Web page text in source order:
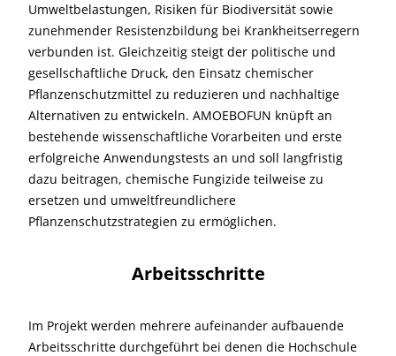
Umweltbelastungen, Risiken für Biodiversität sowie
zunehmender Resistenzbildung bei Krankheitserregern
verbunden ist. Gleichzeitig steigt der politische und
gesellschaftliche Druck, den Einsatz chemischer
Pflanzenschutzmittel zu reduzieren und nachhaltige
Alternativen zu entwickeln. AMOEBOFUN knüpft an
bestehende wissenschaftliche Vorarbeiten und erste
erfolgreiche Anwendungstests an und soll langfristig
dazu beitragen, chemische Fungizide teilweise zu
ersetzen und umweltfreundlichere
Pflanzenschutzstrategien zu ermöglichen.
Arbeitsschritte
Im Projekt werden mehrere aufeinander aufbauende
Arbeitsschritte durchgeführt bei denen die Hochschule